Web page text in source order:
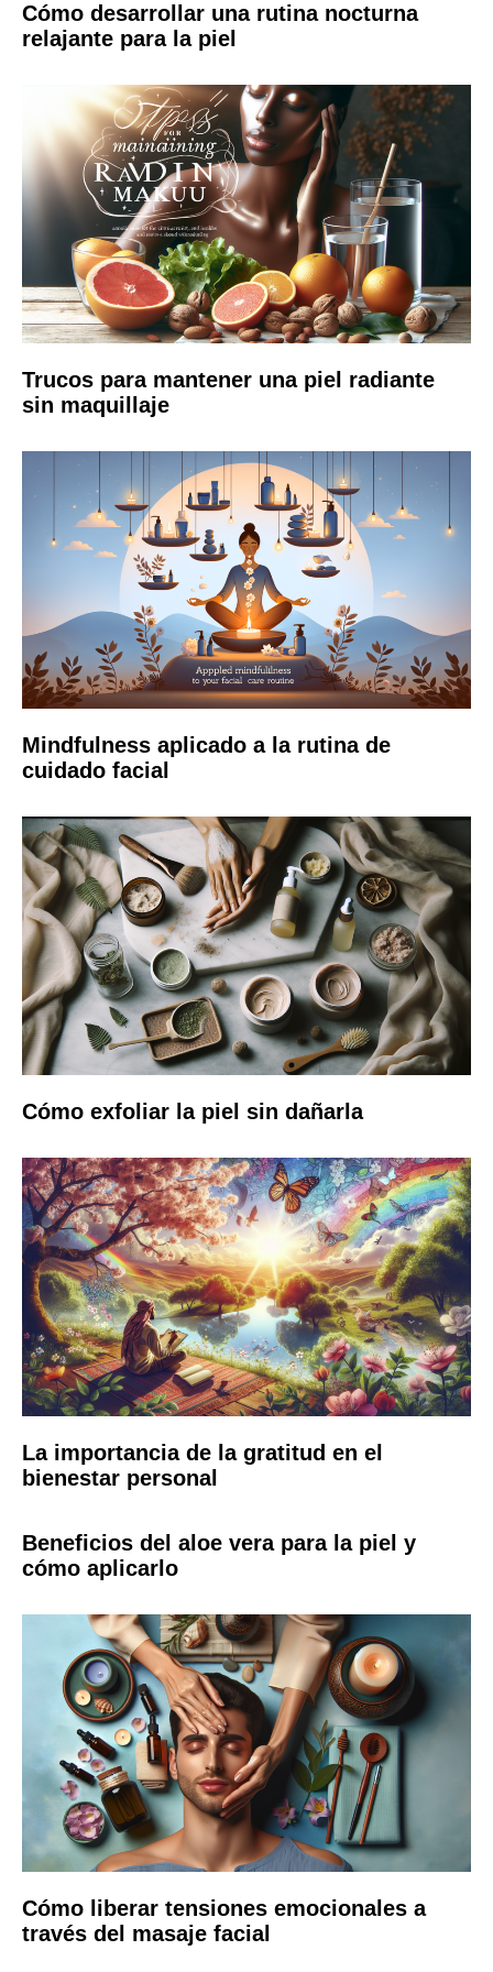
Cómo desarrollar una rutina nocturna
relajante para la piel
Trucos para mantener una piel radiante
sin maquillaje
Mindfulness aplicado a la rutina de
cuidado facial
Cómo exfoliar la piel sin dañarla
La importancia de la gratitud en el
bienestar personal
Beneficios del aloe vera para la piel y
cómo aplicarlo
Cómo liberar tensiones emocionales a
través del masaje facial